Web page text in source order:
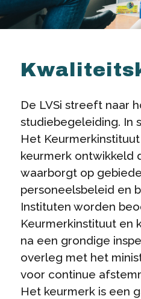
De LVSi streeft naar
studiebegeleiding. In
Het
keurmerk ontwikkeld
waarborgt op
personeelsbeleid en
Instituten worden
Keurmerkinstituut en
na een grondige
overleg met het
voor continue
Het keurmerk is een